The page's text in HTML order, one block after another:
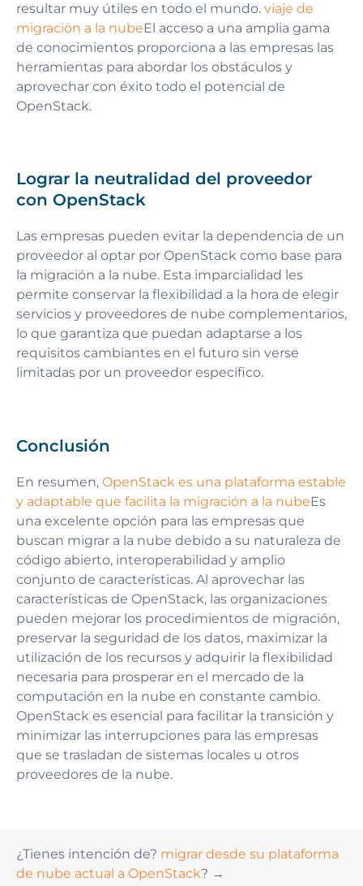
resultar muy útiles en todo el mundo. viaje de
migración a la nubeEl acceso a una amplia gama
de conocimientos proporciona a las empresas las
herramientas para abordar los obstáculos y
aprovechar con éxito todo el potencial de
OpenStack.
Lograr la neutralidad del proveedor
con OpenStack
Las empresas pueden evitar la dependencia de un
proveedor al optar por OpenStack como base para
la migración a la nube. Esta imparcialidad les
permite conservar la flexibilidad a la hora de elegir
servicios y proveedores de nube complementarios,
lo que garantiza que puedan adaptarse a los
requisitos cambiantes en el futuro sin verse
limitadas por un proveedor específico.
Conclusión
En resumen, OpenStack es una plataforma estable
y adaptable que facilita la migración a la nubeEs
una excelente opción para las empresas que
buscan migrar a la nube debido a su naturaleza de
código abierto, interoperabilidad y amplio
conjunto de características. Al aprovechar las
características de OpenStack, las organizaciones
pueden mejorar los procedimientos de migración,
preservar la seguridad de los datos, maximizar la
utilización de los recursos y adquirir la flexibilidad
necesaria para prosperar en el mercado de la
computación en la nube en constante cambio.
OpenStack es esencial para facilitar la transición y
minimizar las interrupciones para las empresas
que se trasladan de sistemas locales u otros
proveedores de la nube.
¿Tienes intención de? migrar desde su plataforma
de nube actual a OpenStack? →